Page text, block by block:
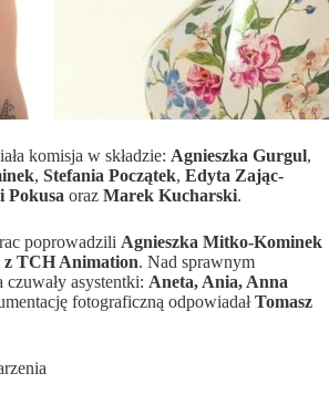
komisja w składzie: Agnieszka Gurgul,
, Stefania Początek, Edyta Zając-
Pokusa oraz Marek Kucharski.
poprowadzili Agnieszka Mitko-Kominek
z TCH Animation. Nad sprawnym
asystentki: Aneta, Ania, Anna
fotograficzną odpowiadałTomasz